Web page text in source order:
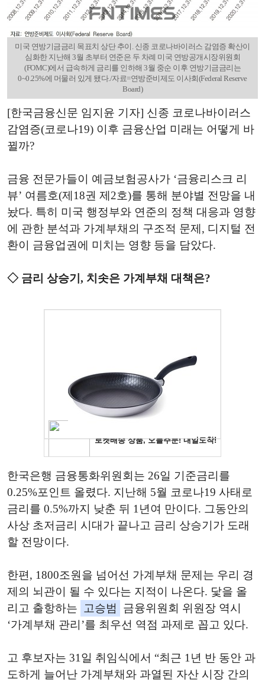
미국 연방기금금리 목표치 상단 추이. 신종 코로나바이러스 감염증 확산이
심화한 지난해 3월 초부터 연준은 두 차례 미국 연방공개시장위원회
(FOMC)에서 급속하게 금리를 인하해 3월 중순 이후 연방기금금리는
0~0.25%에 머물러 있게 됐다./자료=연방준비제도 이사회(Federal Reserve
Board)
[한국금융신문 임지윤 기자] 신종 코로나바이러스
감염증(코로나19) 이후 금융산업 미래는 어떻게 바
뀔까?
금융 전문가들이 예금보험공사가 ‘금융리스크 리
뷰’ 여름호(제18권 제2호)를 통해 분야별 전망을 내
놨다. 특히 미국 행정부와 연준의 정책 대응과 영향
에 관한 분석과 가계부채의 구조적 문제, 디지털 전
환이 금융업권에 미치는 영향 등을 담았다.
◇ 금리 상승기, 치솟은 가계부채 대책은?
한국은행 금융통화위원회는 26일 기준금리를
0.25%포인트 올렸다. 지난해 5월 코로나19 사태로
금리를 0.5%까지 낮춘 뒤 1년여 만이다. 그동안의
사상 초저금리 시대가 끝나고 금리 상승기가 도래
할 전망이다.
한편, 1800조원을 넘어선 가계부채 문제는 우리 경
제의 뇌관이 될 수 있다는 지적이 나온다. 닻을 올
리고 출항하는
고승범
금융위원회 위원장 역시
‘가계부채 관리’를 최우선 역점 과제로 꼽고 있다.
고 후보자는 31일 취임식에서 “최근 1년 반 동안 과
도하게 늘어난 가계부채와 과열된 자산 시장 간의